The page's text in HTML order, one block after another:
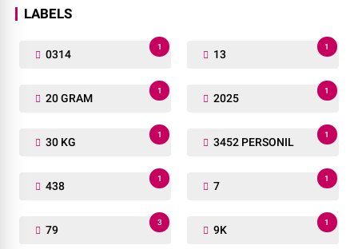
LABELS
0314
1
13
1
20 GRAM
1
2025
1
30 KG
1
3452 PERSONIL
1
438
1
7
1
79
3
9K
1